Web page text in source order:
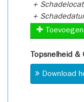
+
+
Topsnelheid
Download